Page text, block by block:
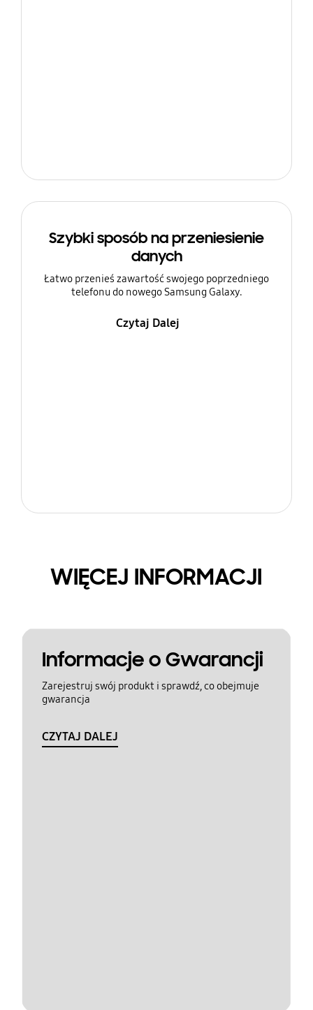
Szybki sposób na przeniesienie
danych
Łatwo przenieś zawartość swojego poprzedniego
telefonu do nowego Samsung Galaxy.
Czytaj Dalej
WIĘCEJ INFORMACJI
Informacje o Gwarancji
Zarejestruj swój produkt i sprawdź, co obejmuje
gwarancja
CZYTAJ DALEJ